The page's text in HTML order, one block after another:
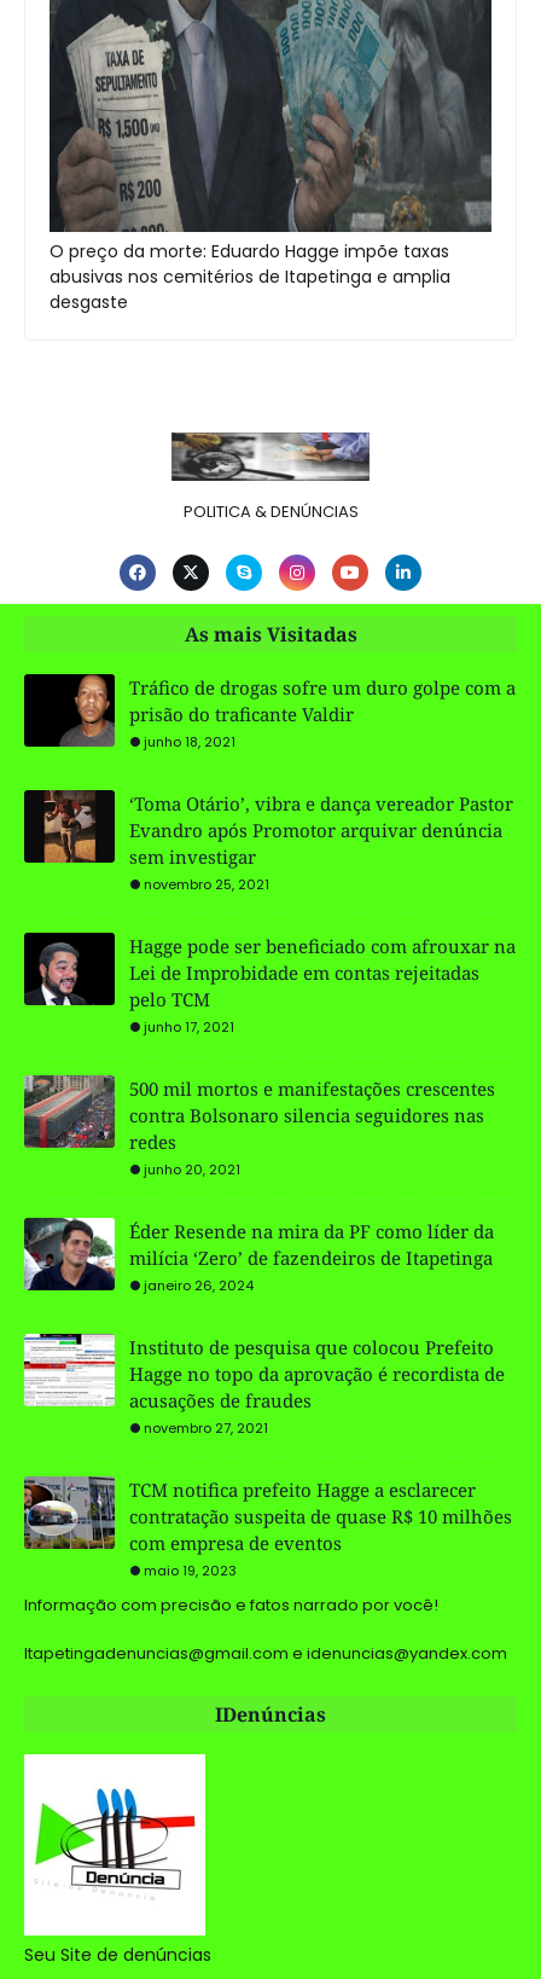
O preço da morte: Eduardo Hagge impõe taxas
abusivas nos cemitérios de Itapetinga e amplia
desgaste
POLITICA & DENÚNCIAS
As mais Visitadas
Tráfico de drogas sofre um duro golpe com a
prisão do traficante Valdir
junho 18, 2021
‘Toma Otário’, vibra e dança vereador Pastor
Evandro após Promotor arquivar denúncia
sem investigar
novembro 25, 2021
Hagge pode ser beneficiado com afrouxar na
Lei de Improbidade em contas rejeitadas
pelo TCM
junho 17, 2021
500 mil mortos e manifestações crescentes
contra Bolsonaro silencia seguidores nas
redes
junho 20, 2021
Éder Resende na mira da PF como líder da
milícia ‘Zero’ de fazendeiros de Itapetinga
janeiro 26, 2024
Instituto de pesquisa que colocou Prefeito
Hagge no topo da aprovação é recordista de
acusações de fraudes
novembro 27, 2021
TCM notifica prefeito Hagge a esclarecer
contratação suspeita de quase R$ 10 milhões
com empresa de eventos
maio 19, 2023
Informação com precisão e fatos narrado por você!
Itapetingadenuncias@gmail.com e idenuncias@yandex.com
IDenúncias
Seu Site de denúncias